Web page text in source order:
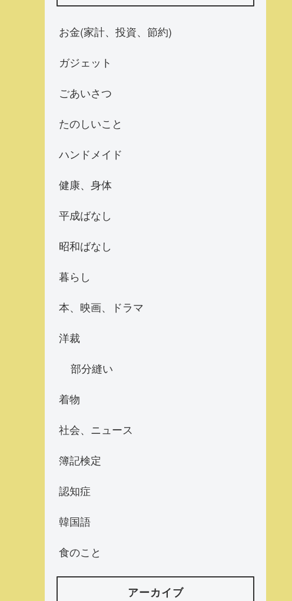
お金(家計、投資、節約)
ガジェット
ごあいさつ
たのしいこと
ハンドメイド
健康、身体
平成ばなし
昭和ばなし
暮らし
本、映画、ドラマ
洋裁
部分縫い
着物
社会、ニュース
簿記検定
認知症
韓国語
食のこと
アーカイブ